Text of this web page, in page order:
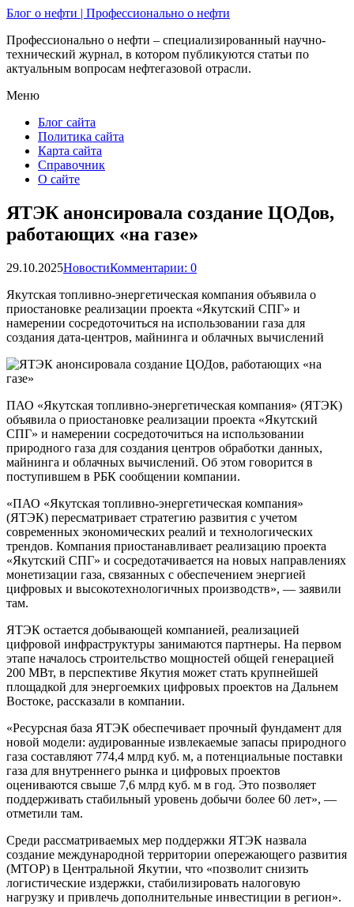
Блог о нефти | Профессионально о нефти
Профессионально о нефти – специализированный научно-
технический журнал, в котором публикуются статьи по
актуальным вопросам нефтегазовой отрасли.
Меню
Блог сайта
Политика сайта
Карта сайта
Справочник
О сайте
ЯТЭК анонсировала создание ЦОДов,
работающих «на газе»
29.10.2025НовостиКомментарии: 0
Якутская топливно-энергетическая компания объявила о
приостановке реализации проекта «Якутский СПГ» и
намерении сосредоточиться на использовании газа для
создания дата-центров, майнинга и облачных вычислений
ПАО «Якутская топливно-энергетическая компания» (ЯТЭК)
объявила о приостановке реализации проекта «Якутский
СПГ» и намерении сосредоточиться на использовании
природного газа для создания центров обработки данных,
майнинга и облачных вычислений. Об этом говорится в
поступившем в РБК сообщении компании.
«ПАО «Якутская топливно-энергетическая компания»
(ЯТЭК) пересматривает стратегию развития с учетом
современных экономических реалий и технологических
трендов. Компания приостанавливает реализацию проекта
«Якутский СПГ» и сосредотачивается на новых направлениях
монетизации газа, связанных с обеспечением энергией
цифровых и высокотехнологичных производств», — заявили
там.
ЯТЭК остается добывающей компанией, реализацией
цифровой инфраструктуры занимаются партнеры. На первом
этапе началось строительство мощностей общей генерацией
200 МВт, в перспективе Якутия может стать крупнейшей
площадкой для энергоемких цифровых проектов на Дальнем
Востоке, рассказали в компании.
«Ресурсная база ЯТЭК обеспечивает прочный фундамент для
новой модели: аудированные извлекаемые запасы природного
газа составляют 774,4 млрд куб. м, а потенциальные поставки
газа для внутреннего рынка и цифровых проектов
оцениваются свыше 7,6 млрд куб. м в год. Это позволяет
поддерживать стабильный уровень добычи более 60 лет», —
отметили там.
Среди рассматриваемых мер поддержки ЯТЭК назвала
создание международной территории опережающего развития
(МТОР) в Центральной Якутии, что «позволит снизить
логистические издержки, стабилизировать налоговую
нагрузку и привлечь дополнительные инвестиции в регион».